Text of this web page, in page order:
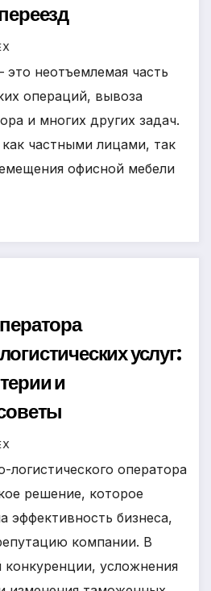
это неотъемлемая часть
операций, вывоза
и многих других задач.
частными лицами, так
офисной мебели
услуг:
и
логистического оператора
решение, которое
эффективность бизнеса,
компании. В
конкуренции, усложнения